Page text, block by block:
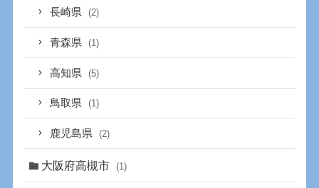
長崎県 (2)
青森県 (1)
高知県 (5)
鳥取県 (1)
鹿児島県 (2)
大阪府高槻市 (1)